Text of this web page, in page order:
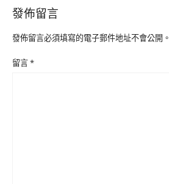
發佈留言
發佈留言必須填寫的電子郵件地址不會公開。
留言*